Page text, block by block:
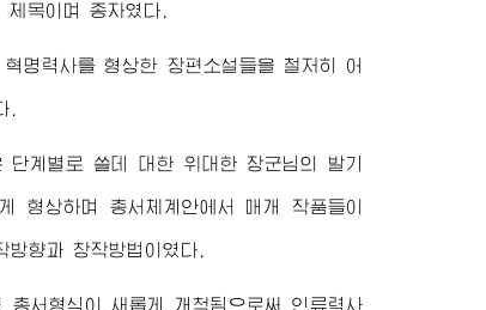
목이며 종자였다.
혁명력사를 형상한 장편소설들을 철저히 어
.
단계별로 쓸데 대한 위대한 장군님의 발기
형상하며 총서체계안에서 매개 작품들이
향과 창작방법이였다.
총서형식이 새롭게 개척됨으로써 인류력사